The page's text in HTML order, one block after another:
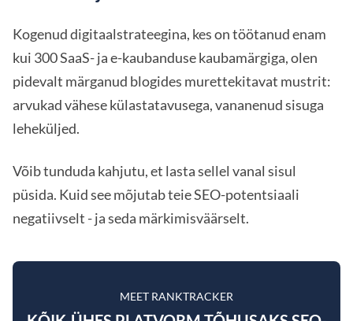
Kogenud digitaalstrateegina, kes on töötanud enam
kui 300 SaaS- ja e-kaubanduse kaubamärgiga, olen
pidevalt märganud blogides murettekitavat mustrit:
arvukad vähese külastatavusega, vananenud sisuga
leheküljed.
Võib tunduda kahjutu, et lasta sellel vanal sisul
püsida. Kuid see mõjutab teie SEO-potentsiaali
negatiivselt - ja seda märkimisväärselt.
MEET RANKTRACKER